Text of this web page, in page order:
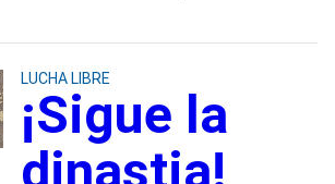
LUCHA LIBRE
¡Sigue la
dinastia!